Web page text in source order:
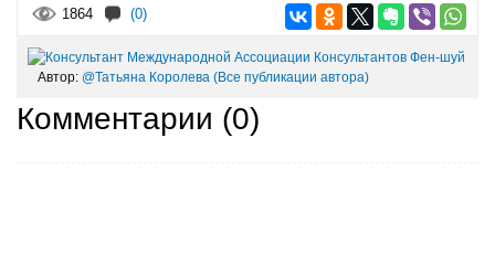
1864 (0)
Автор: @Татьяна Королева (Все публикации автора)
Комментарии (0)